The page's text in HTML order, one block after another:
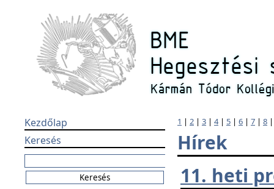
Kezdőlap
Keresés
1 | 2 | 3 | 4| 5 | 6 | 7 | 8
Hírek
11. heti